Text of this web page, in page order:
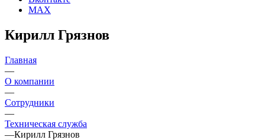
MAX
Кирилл Грязнов
Главная
—
О компании
—
Сотрудники
—
Техническая служба
—Кирилл Грязнов